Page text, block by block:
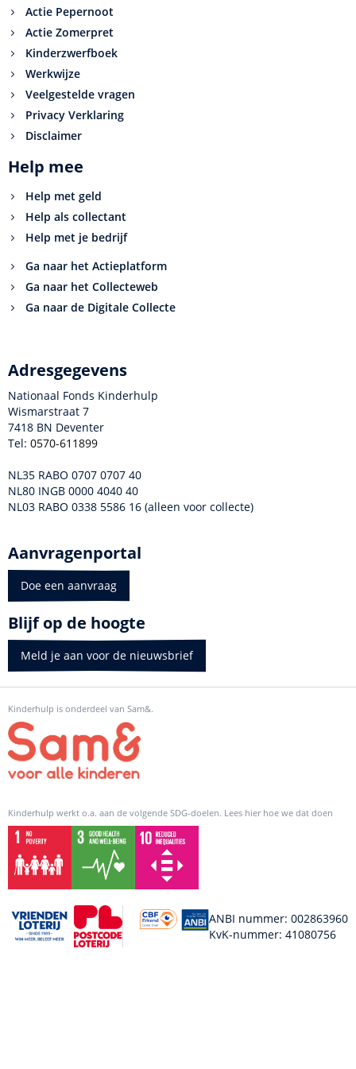
Actie Pepernoot
Actie Zomerpret
Kinderzwerfboek
Werkwijze
Veelgestelde vragen
Privacy Verklaring
Disclaimer
Help mee
Help met geld
Help als collectant
Help met je bedrijf
Ga naar het Actieplatform
Ga naar het Collecteweb
Ga naar de Digitale Collecte
Adresgegevens
Nationaal Fonds Kinderhulp
Wismarstraat 7
7418 BN Deventer
Tel: 0570-611899
NL35 RABO 0707 0707 40
NL80 INGB 0000 4040 40
NL03 RABO 0338 5586 16 (alleen voor collecte)
Aanvragenportal
Doe een aanvraag
Blijf op de hoogte
Meld je aan voor de nieuwsbrief
Kinderhulp is onderdeel van Sam&.
Kinderhulp werkt o.a. aan de volgende SDG-doelen. Lees hier hoe we dat doen
ANBI nummer: 002863960
KvK-nummer: 41080756